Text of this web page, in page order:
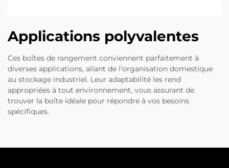
Applications polyvalentes
Ces boîtes de rangement conviennent parfaitement à
diverses applications, allant de l'organisation domestique
au stockage industriel. Leur adaptabilité les rend
appropriées à tout environnement, vous assurant de
trouver la boîte idéale pour répondre à vos besoins
spécifiques.